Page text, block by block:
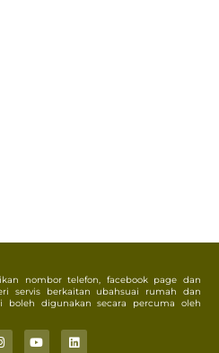
nombor telefon, facebook page dan
servis berkaitan ubahsuai rumah dan
boleh digunakan secara percuma oleh